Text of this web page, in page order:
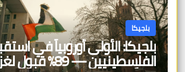
بلجيكا
بلجيكا: الأولى أوروبياً في